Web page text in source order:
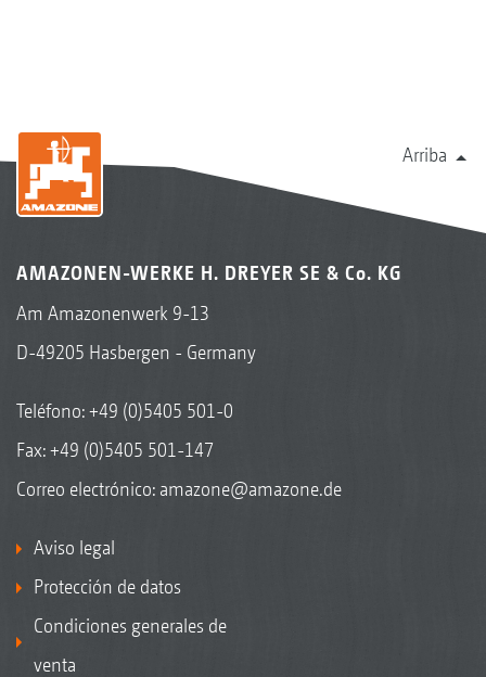
Arriba
AMAZONEN-WERKE H. DREYER SE & Co. KG
Am Amazonenwerk 9-13
D-49205 Hasbergen - Germany
Teléfono:+49 (0)5405 501-0
Fax: +49 (0)5405 501-147
Correo electrónico: amazone@amazone.de
Aviso legal
Protección de datos
Condiciones generales de
venta